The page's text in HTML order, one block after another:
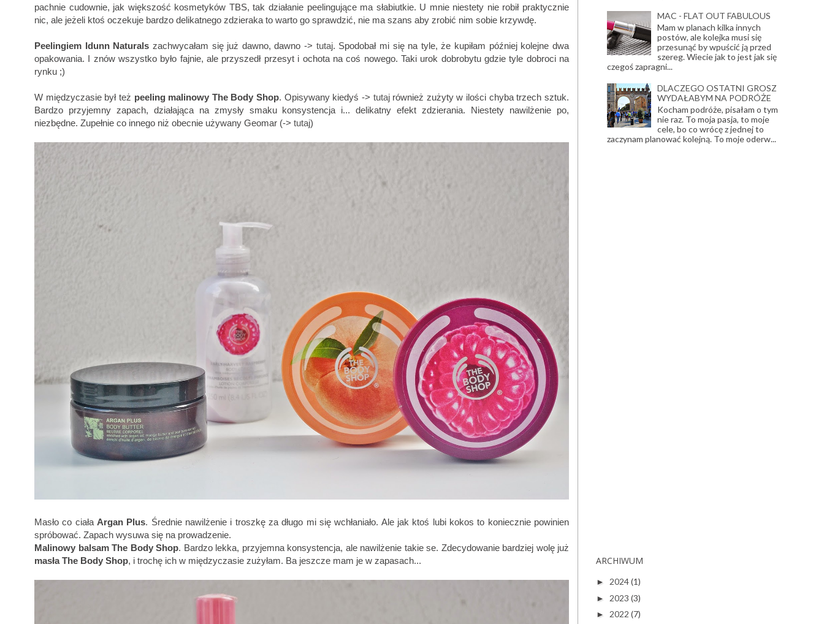
pachnie cudownie, jak większość kosmetyków TBS, tak działanie peelingujące ma słabiutkie. U mnie niestety nie robił praktycznie
nic, ale jeżeli ktoś oczekuje bardzo delikatnego zdzieraka to warto go sprawdzić, nie ma szans aby zrobić nim sobie krzywdę.
Peelingiem Idunn Naturals zachwycałam się już dawno, dawno -> tutaj. Spodobał mi się na tyle, że kupiłam później kolejne dwa
opakowania. I znów wszystko było fajnie, ale przyszedł przesyt i ochota na coś nowego. Taki urok dobrobytu gdzie tyle dobroci na
rynku ;)
W międzyczasie był też peeling malinowy The Body Shop. Opisywany kiedyś -> tutajrównież zużyty w ilości chyba trzech sztuk.
Bardzo przyjemny zapach, działająca na zmysły smaku konsystencja i... delikatny efekt zdzierania. Niestety nawilżenie po,
niezbędne. Zupełnie co innego niż obecnie używany Geomar (-> tutaj)
Masło co ciała Argan Plus. Średnie nawilżenie i troszkę za długo mi się wchłaniało. Ale jak ktoś lubi kokos to koniecznie powinien
spróbować. Zapach wysuwa się na prowadzenie.
Malinowy balsam The Body Shop. Bardzo lekka, przyjemna konsystencja, ale nawilżenie takie se. Zdecydowanie bardziej wolę już
masła The Body Shop, i trochę ich w międzyczasie zużyłam. Ba jeszcze mam je w zapasach...
MAC - FLAT OUT FABULOUS
Mam w planach kilka innych
postów, ale kolejka musi się
przesunąć by wpuścić ją przed
szereg. Wiecie jak to jest jak się
czegoś zapragni...
DLACZEGO OSTATNI GROSZ
WYDAŁABYM NA PODRÓŻE
Kocham podróże, pisałam o tym
nie raz. To moja pasja, to moje
cele, bo co wrócę z jednej to
zaczynam planować kolejną. To moje oderw...
ARCHIWUM
► 2024(1)
► 2023 (3)
► 2022 (7)